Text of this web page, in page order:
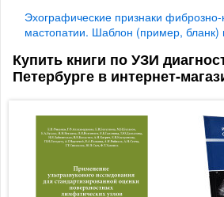
Эхографические признаки фиброзно-
мастопатии. Шаблон (пример, бланк)
Купить книги по УЗИ
Петербурге в интернет-